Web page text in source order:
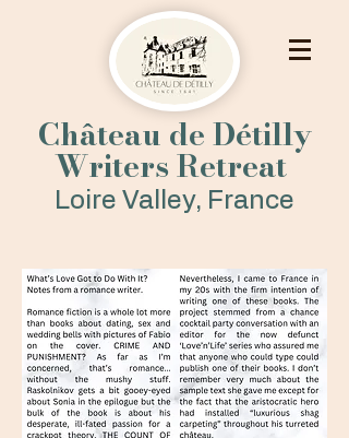
Château de Détilly
Writers Retreat
Loire Valley, France